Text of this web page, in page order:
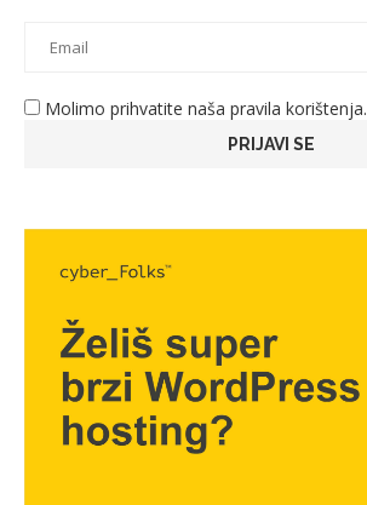
Molimo prihvatite naša pravila korištenja.